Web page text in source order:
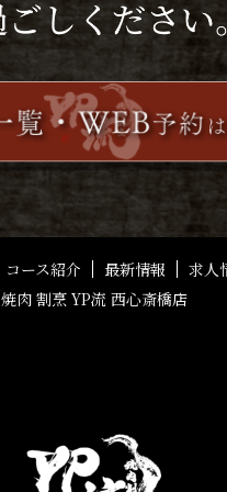
コース紹介 最新情報 求人
焼肉 割烹 YP流 西心斎橋店